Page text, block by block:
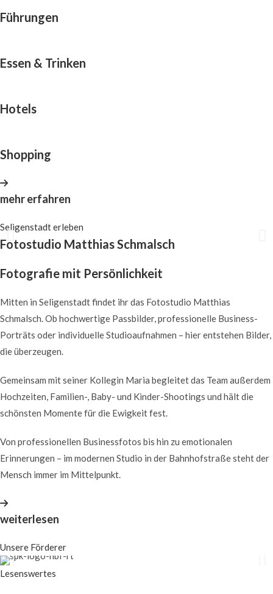
Führungen
Essen & Trinken
Hotels
Shopping
mehr erfahren
Seligenstadt erleben
Fotostudio Matthias Schmalsch
Fotografie mit Persönlichkeit
Mitten in Seligenstadt findet ihr das Fotostudio Matthias
Schmalsch. Ob hochwertige Passbilder, professionelle Business-
Porträts oder individuelle Studioaufnahmen – hier entstehen Bilder,
die überzeugen.
Gemeinsam mit seiner Kollegin Maria begleitet das Team außerdem
Hochzeiten, Familien-, Baby- und Kinder-Shootings und hält die
schönsten Momente für die Ewigkeit fest.
Von professionellen Businessfotos bis hin zu emotionalen
Erinnerungen – im modernen Studio in der Bahnhofstraße steht der
Mensch immer im Mittelpunkt.
weiterlesen
Unsere Förderer
Lesenswertes